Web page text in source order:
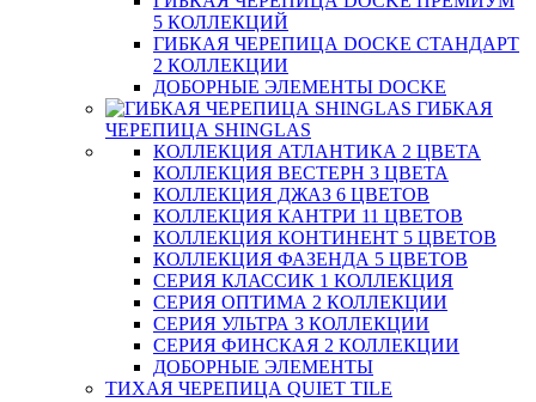
5 КОЛЛЕКЦИЙ
ГИБКАЯ ЧЕРЕПИЦА DOCKE СТАНДАРТ
2 КОЛЛЕКЦИИ
ДОБОРНЫЕ ЭЛЕМЕНТЫ DOCKE
ГИБКАЯ
ЧЕРЕПИЦА SHINGLAS
КОЛЛЕКЦИЯ АТЛАНТИКА 2 ЦВЕТА
КОЛЛЕКЦИЯ ВЕСТЕРН 3 ЦВЕТА
КОЛЛЕКЦИЯ ДЖАЗ 6 ЦВЕТОВ
КОЛЛЕКЦИЯ КАНТРИ 11 ЦВЕТОВ
КОЛЛЕКЦИЯ КОНТИНЕНТ 5 ЦВЕТОВ
КОЛЛЕКЦИЯ ФАЗЕНДА 5 ЦВЕТОВ
СЕРИЯ КЛАССИК 1 КОЛЛЕКЦИЯ
СЕРИЯ ОПТИМА 2 КОЛЛЕКЦИИ
СЕРИЯ УЛЬТРА 3 КОЛЛЕКЦИИ
СЕРИЯ ФИНСКАЯ 2 КОЛЛЕКЦИИ
ДОБОРНЫЕ ЭЛЕМЕНТЫ
ТИХАЯ ЧЕРЕПИЦА QUIET TILE